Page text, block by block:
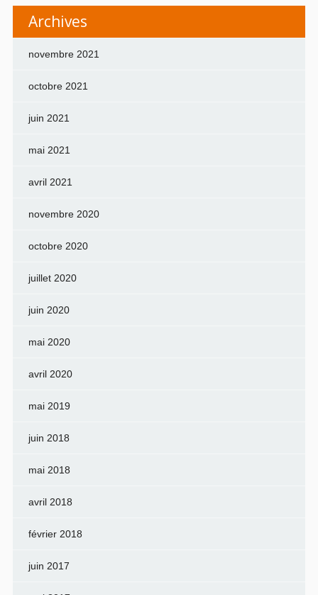
Archives
novembre 2021
octobre 2021
juin 2021
mai 2021
avril 2021
novembre 2020
octobre 2020
juillet 2020
juin 2020
mai 2020
avril 2020
mai 2019
juin 2018
mai 2018
avril 2018
février 2018
juin 2017